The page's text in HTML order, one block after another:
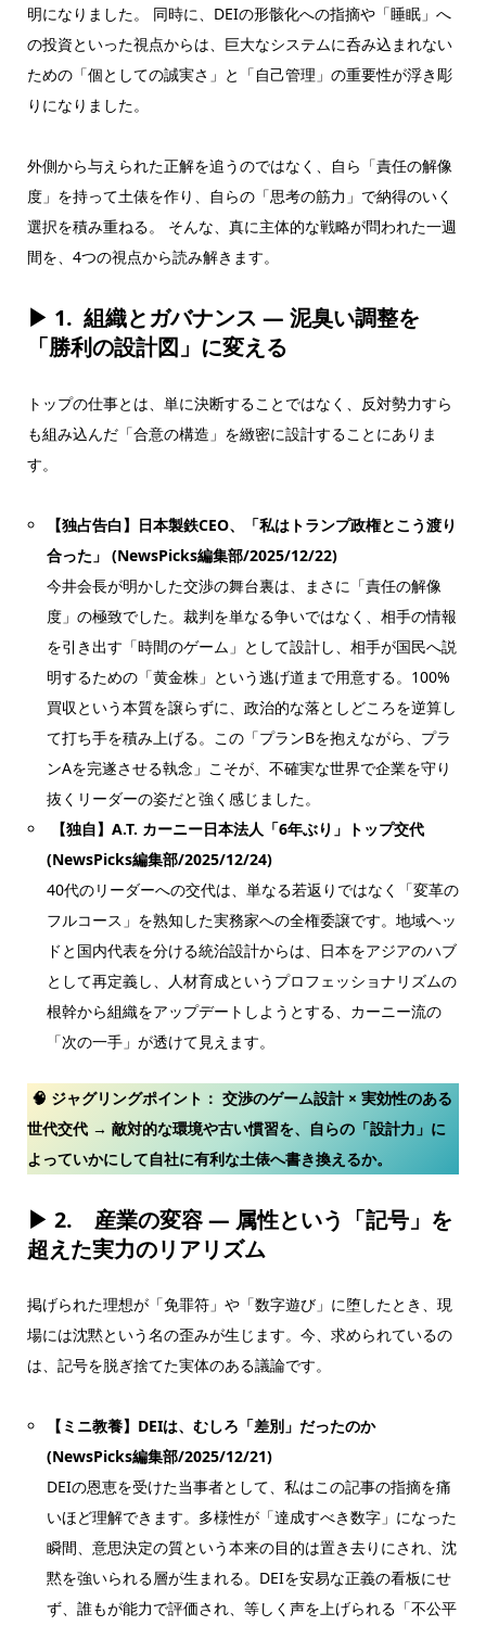
明になりました。 同時に、DEIの形骸化への指摘や「睡眠」へ
の投資といった視点からは、巨大なシステムに呑み込まれない
ための「個としての誠実さ」と「自己管理」の重要性が浮き彫
りになりました。
外側から与えられた正解を追うのではなく、自ら「責任の解像
度」を持って土俵を作り、自らの「思考の筋力」で納得のいく
選択を積み重ねる。 そんな、真に主体的な戦略が問われた一週
間を、4つの視点から読み解きます。
▶ 1. 組織とガバナンス — 泥臭い調整を
「勝利の設計図」に変える
トップの仕事とは、単に決断することではなく、反対勢力すら
も組み込んだ「合意の構造」を緻密に設計することにありま
す。
【独占告白】日本製鉄CEO、「私はトランプ政権とこう渡り
合った」 (NewsPicks編集部/2025/12/22)
今井会長が明かした交渉の舞台裏は、まさに「責任の解像
度」の極致でした。裁判を単なる争いではなく、相手の情報
を引き出す「時間のゲーム」として設計し、相手が国民へ説
明するための「黄金株」という逃げ道まで用意する。100%
買収という本質を譲らずに、政治的な落としどころを逆算し
て打ち手を積み上げる。この「プランBを抱えながら、プラ
ンAを完遂させる執念」こそが、不確実な世界で企業を守り
抜くリーダーの姿だと強く感じました。
【独自】A.T. カーニー日本法人「6年ぶり」トップ交代
(NewsPicks編集部/2025/12/24)
40代のリーダーへの交代は、単なる若返りではなく「変革の
フルコース」を熟知した実務家への全権委譲です。地域ヘッ
ドと国内代表を分ける統治設計からは、日本をアジアのハブ
として再定義し、人材育成というプロフェッショナリズムの
根幹から組織をアップデートしようとする、カーニー流の
「次の一手」が透けて見えます。
🧠 ジャグリングポイント： 交渉のゲーム設計 × 実効性のある
世代交代 → 敵対的な環境や古い慣習を、自らの「設計力」に
よっていかにして自社に有利な土俵へ書き換えるか。
▶ 2.
産業の変容 — 属性という「記号」を
超えた実力のリアリズム
掲げられた理想が「免罪符」や「数字遊び」に堕したとき、現
場には沈黙という名の歪みが生じます。今、求められているの
は、記号を脱ぎ捨てた実体のある議論です。
【ミニ教養】DEIは、むしろ「差別」だったのか
(NewsPicks編集部/2025/12/21)
DEIの恩恵を受けた当事者として、私はこの記事の指摘を痛
いほど理解できます。多様性が「達成すべき数字」になった
瞬間、意思決定の質という本来の目的は置き去りにされ、沈
黙を強いられる層が生まれる。DEIを安易な正義の看板にせ
ず、誰もが能力で評価され、等しく声を上げられる「不公平